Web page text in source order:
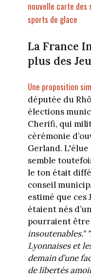
nouvelle carte des
sports de glace
La France
plus des
Une proposition
députée du
élections
Cherifi, qui
cérémonie
Gerland.
semble
le ton était
conseil
estimé que ces
étaient nés d’un
pourraient être
insoutenables."
Lyonnaises et
demain d’une
de libertés